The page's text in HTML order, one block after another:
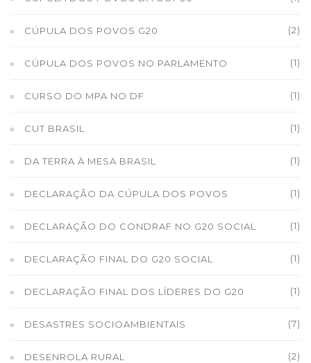
CÚPULA DOS POVOS G20 (2)
CÚPULA DOS POVOS NO PARLAMENTO (1)
CURSO DO MPA NO DF (1)
CUT BRASIL (1)
DA TERRA À MESA BRASIL (1)
DECLARAÇÃO DA CÚPULA DOS POVOS (1)
DECLARAÇÃO DO CONDRAF NO G20 SOCIAL (1)
DECLARAÇÃO FINAL DO G20 SOCIAL (1)
DECLARAÇÃO FINAL DOS LÍDERES DO G20 (1)
DESASTRES SOCIOAMBIENTAIS (7)
DESENROLA RURAL (2)